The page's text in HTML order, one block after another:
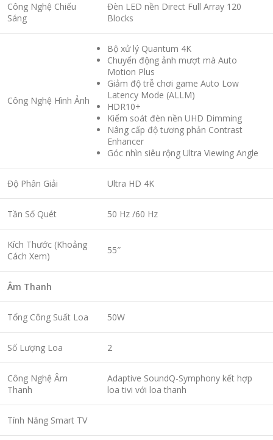
Công Nghệ Chiếu
Sáng
Đèn LED nền Direct Full Array 120
Blocks
Công Nghệ Hình Ảnh
Bộ xử lý Quantum 4K
Chuyển động ảnh mượt mà Auto
Motion Plus
Giảm độ trễ chơi game Auto Low
Latency Mode (ALLM)
HDR10+
Kiểm soát đèn nền UHD Dimming
Nâng cấp độ tương phản Contrast
Enhancer
Góc nhìn siêu rộng Ultra Viewing Angle
Độ Phân Giải Ultra HD 4K
Tần Số Quét 50 Hz /60 Hz
Kích Thước (Khoảng
Cách Xem)
55″
Âm Thanh
Tổng Công Suất Loa 50W
Số Lượng Loa 2
Công Nghệ Âm
Thanh
Adaptive SoundQ-Symphony kết hợp
loa tivi với loa thanh
Tính Năng Smart TV